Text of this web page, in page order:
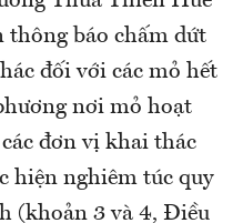
thông báo chấm dứt
đối với các mỏ hết
nơi mỏ hoạt
đơn vị khai thác
hiện nghiêm túc quy
(khoản 3 và 4, Điều